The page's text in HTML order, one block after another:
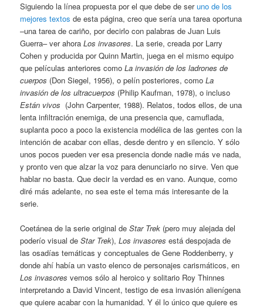
Siguiendo la línea propuesta por el que debe de seruno de los
mejores textos de esta página, creo que sería una tarea oportuna
–una tarea de cariño, por decirlo con palabras de Juan Luis
Guerra– ver ahoraLos invasores. La serie, creada por Larry
Cohen y producida por Quinn Martin, juega en el mismo equipo
que películas anteriores comoLa invasión de los ladrones de
cuerpos (Don Siegel, 1956), o pelín posteriores, comoLa
invasión de los ultracuerpos (Philip Kaufman, 1978), o incluso
Están vivos (John Carpenter, 1988). Relatos, todos ellos, de una
lenta infiltración enemiga, de una presencia que, camuflada,
suplanta poco a poco la existencia modélica de las gentes con la
intención de acabar con ellas, desde dentro y en silencio. Y sólo
unos pocos pueden ver esa presencia donde nadie más ve nada,
y pronto ven que alzar la voz para denunciarlo no sirve. Ven que
hablar no basta. Que decir la verdad es en vano. Aunque, como
diré más adelante, no sea este el tema más interesante de la
serie.
Coetánea de la serie original deStar Trek (pero muy alejada del
poderío visual deStar Trek),Los invasores está despojada de
las osadías temáticas y conceptuales de Gene Roddenberry, y
donde ahí había un vasto elenco de personajes carismáticos, en
Los invasores vemos sólo al heroico y solitario Roy Thinnes
interpretando a David Vincent, testigo de esa invasión alienígena
que quiere acabar con la humanidad. Y él lo único que quiere es